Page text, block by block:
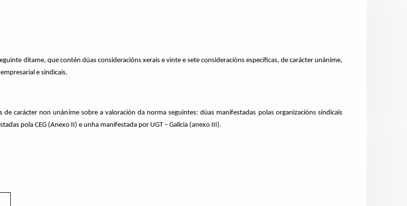
ditame, que contén dúas consideracións xerais e vinte e sete consideracións específicas, de carácter unánime,
e sindicais.
de carácter non unánime sobre a valoración da norma seguintes: dúas manifestadas polas organizacións sindicais
pola CEG (Anexo II) e unha manifestada por UGT – Galicia (anexo III).